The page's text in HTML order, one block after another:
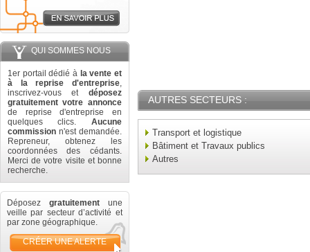
QUI SOMMES NOUS
1er portail dédié à la vente et
à la reprise d'entreprise,
inscrivez-vous et déposez
gratuitement votre annonce
de reprise d'entreprise en
quelques clics. Aucune
commission n'est demandée.
Repreneur, obtenez les
coordonnées des cédants.
Merci de votre visite et bonne
recherche.
Déposez gratuitement une
veille par secteur d’activité et
par zone géographique.
CRÉER UNE ALERTE
AUTRES SECTEURS :
Transport et logistique
Bâtiment et Travaux publics
Autres